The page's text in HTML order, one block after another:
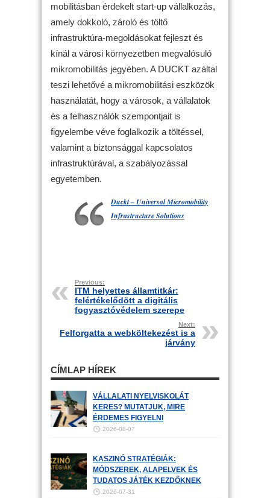
mobilitásban érdekelt start-up vállalkozás,
amely dokkoló, zároló és töltő
infrastruktúra-megoldásokat fejleszt és
kínál a városi környezetben megvalósuló
mikromobilitás jegyében. A DUCKT azáltal
teszi lehetővé a mikromobilitási eszközök
használatát, hogy a városok, a vállalatok
és a felhasználók szempontjait is
figyelembe véve foglalkozik a töltéssel,
valamint a biztonsággal kapcsolatos
infrastruktúrával, a szabályozással
egyetemben.
Duckt – Universal Micromobility
Infrastructure Solutions
Previous:
ITM helyettes államtitkár:
felértékelődött a digitális
fogyasztóvédelem szerepe
Next:
Felforgatta a webköltekezést is a
járvány
CÍMLAP HÍREK
VÁLLALATI NYELVISKOLÁT
KERES? MUTATJUK, MIRE
ÉRDEMES FIGYELNI
2026-08-07
KASZINÓ STRATÉGIÁK:
MÓDSZEREK, ALAPELVEK ÉS
TUDATOS JÁTÉK KEZDŐKNEK
2026-07-31